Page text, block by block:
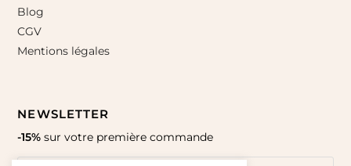
Blog
CGV
Mentions légales
NEWSLETTER
-15% sur votre première commande